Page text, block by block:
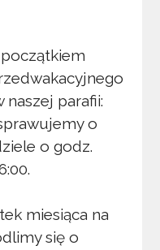
parafii:
o
o godz.
miesiąca na
się o